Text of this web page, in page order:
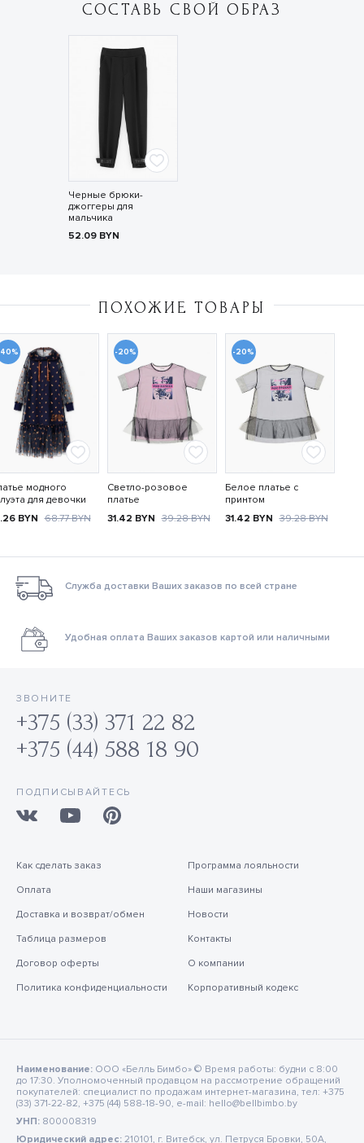
СОСТАВЬ СВОЙ ОБРАЗ
Черные брюки-
джоггеры для
мальчика
52.09 BYN
ПОХОЖИЕ ТОВАРЫ
модного
для девочки
BYN 68.77BYN
-20%
Светло-розовое
платье
31.42 BYN 39.28BYN
-20%
Белое платье с
принтом
31.42 BYN 39.28BYN
Служба доставки Ваших заказов по всей стране
Удобная оплата Ваших заказов картой или наличными
ЗВОНИТЕ
+375 (33) 371 22 82
+375 (44) 588 18 90
ПОДПИСЫВАЙТЕСЬ
Как сделать заказ
Оплата
Доставка и возврат/обмен
Таблица размеров
Договор оферты
Политика конфиденциальности
Программа лояльности
Наши магазины
Новости
Контакты
О компании
Корпоративный кодекс
Наименование: ООО «Белль Бимбо» © Время работы: будни с 8:00
до 17:30. Уполномоченный продавцом на рассмотрение обращений
покупателей: специалист по продажам интернет-магазина, тел: +375
(33) 371-22-82, +375 (44) 588-18-90, e-mail: hello@bellbimbo.by
УНП: 800008319
Юридический адрес: 210101, г. Витебск, ул. Петруся Бровки, 50А,